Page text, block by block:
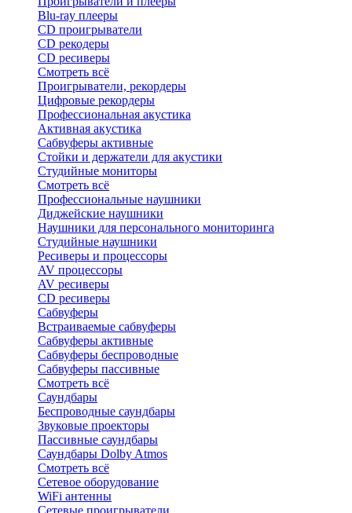
Blu-ray плееры
CD проигрыватели
CD рекодеры
CD ресиверы
Смотреть всё
Проигрыватели, рекордеры
Цифровые рекордеры
Профессиональная акустика
Активная акустика
Сабвуферы активные
Стойки и держатели для акустики
Студийные мониторы
Смотреть всё
Профессиональные наушники
Диджейские наушники
Наушники для персонального мониторинга
Студийные наушники
Ресиверы и процессоры
AV процессоры
AV ресиверы
CD ресиверы
Сабвуферы
Встраиваемые сабвуферы
Сабвуферы активные
Сабвуферы беспроводные
Сабвуферы пассивные
Смотреть всё
Саундбары
Беспроводные саундбары
Звуковые проекторы
Пассивные саундбары
Саундбары Dolby Atmos
Смотреть всё
Сетевое оборудование
WiFi антенны
Сетевые проигрыватели